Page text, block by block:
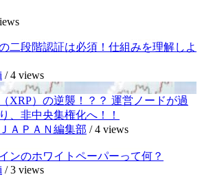
二段階認証は必須！仕組みを理解しよ
/4 views
XRP）の逆襲！？？ 運営ノードが過
、非中央集権化へ！！
ＡＰＡＮ編集部 /4 views
ンのホワイトペーパーって何？
/3 views